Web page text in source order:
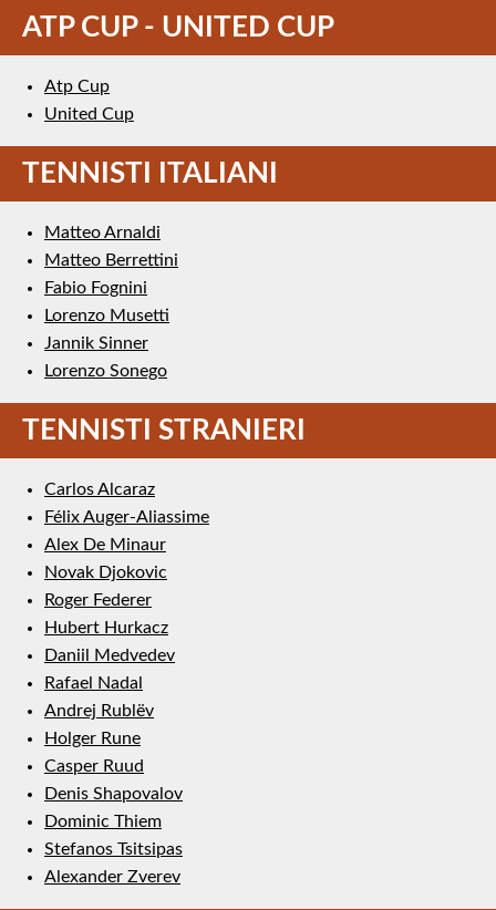
ATP CUP - UNITED CUP
Atp Cup
United Cup
TENNISTI ITALIANI
Matteo Arnaldi
Matteo Berrettini
Fabio Fognini
Lorenzo Musetti
Jannik Sinner
Lorenzo Sonego
TENNISTI STRANIERI
Carlos Alcaraz
Félix Auger-Aliassime
Alex De Minaur
Novak Djokovic
Roger Federer
Hubert Hurkacz
Daniil Medvedev
Rafael Nadal
Andrej Rublëv
Holger Rune
Casper Ruud
Denis Shapovalov
Dominic Thiem
Stefanos Tsitsipas
Alexander Zverev